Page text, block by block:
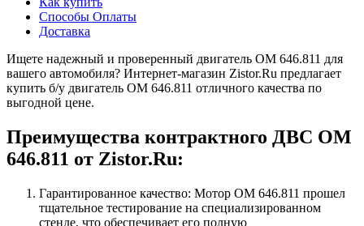
Способы Оплаты
Доставка
Ищете надежный и проверенный двигатель OM 646.811 для
вашего автомобиля? Интернет-магазин Zistor.Ru предлагает
купить б/у двигатель OM 646.811 отличного качества по
выгодной цене.
Преимущества контрактного ДВС OM
646.811 от Zistor.Ru:
Гарантированное качество: Мотор OM 646.811 прошел
тщательное тестирование на специализированном
стенде, что обеспечивает его полную